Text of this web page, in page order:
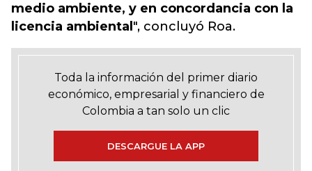
medio ambiente, y en concordancia con la
licencia ambiental ", concluyó Roa.
Toda la información del primer diario
económico, empresarial y financiero de
Colombia a tan solo un clic
DESCARGUE LA APP